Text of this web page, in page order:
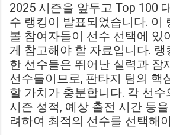
2025 시즌을 앞두고 Top 100
수 랭킹이 발표되었습니다. 이
볼 참여자들이 선수 선택에 있
게 참고해야 할 자료입니다. 랭
한 선수들은 뛰어난 실력과 잠
선수들이므로, 판타지 팀의 핵
할 가치가 충분합니다. 각 선
시즌 성적, 예상 출전 시간 등
려하여 최적의 선수를 선택해